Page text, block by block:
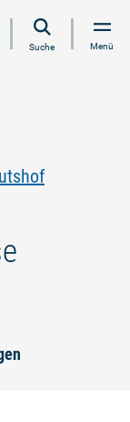
Suche Menü